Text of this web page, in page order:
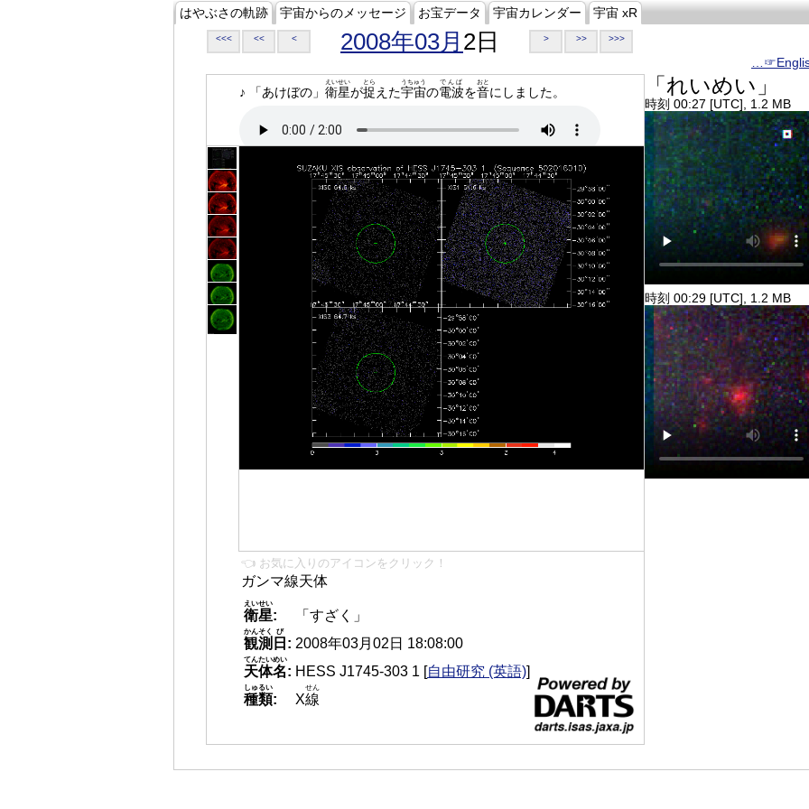
はやぶさの軌跡 宇宙からのメッセージ お宝データ 宇宙カレンダー 宇宙 xR
<<< << < 2008年03月 2日 > >> >>>
♪ 「あけぼの」 衛星
えいせい
が捉
とら
えた宇宙
うちゅう
の電波
でんぱ
を音
おと
にしました。
👈 お気に入りのアイコンをクリック！
ガンマ線天体
衛星
えいせい
:
「すざく」
観測
かんそく
日
び
: 2008年03月02日 18:08:00
天体名
てんたいめい
: HESS J1745-303 1 [自由研究 (英語)]
種類
しゅるい
: X線
せん
「れいめい」
時刻 00:27 [UTC], 1.2 MB
時刻 00:29 [UTC], 1.2 MB